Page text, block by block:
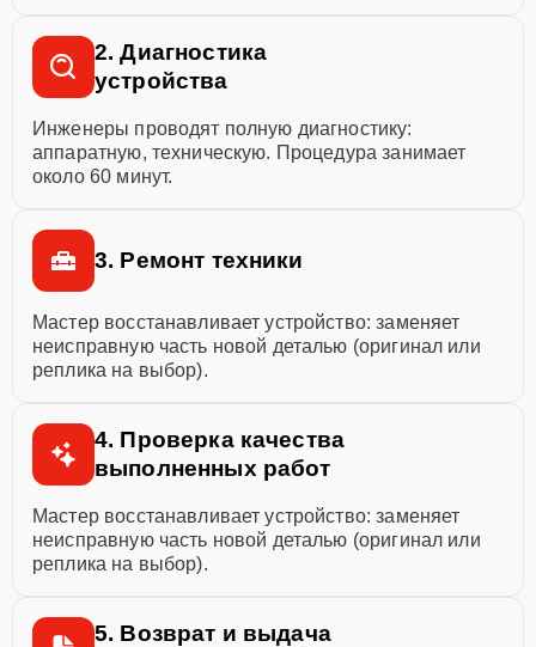
2. Диагностика
устройства
Инженеры проводят полную диагностику:
аппаратную, техническую. Процедура занимает
около 60 минут.
3. Ремонт техники
Мастер восстанавливает устройство: заменяет
неисправную часть новой деталью (оригинал или
реплика на выбор).
4. Проверка качества
выполненных работ
Мастер восстанавливает устройство: заменяет
неисправную часть новой деталью (оригинал или
реплика на выбор).
5. Возврат и выдача